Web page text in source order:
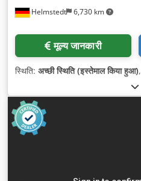
Helmstedt 6,730 km
मूल्य जानकारी
स्थिति: अच्छी स्थिति (इस्तेमाल किया हुआ),